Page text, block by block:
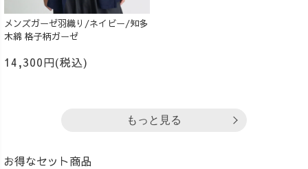
メンズガーゼ羽織り/ネイビー/知多
木綿 格子柄ガーゼ
14,300円(税込)
もっと見る
お得なセット商品